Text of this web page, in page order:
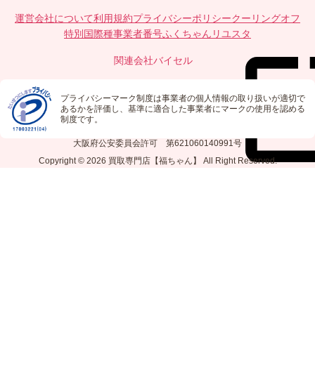
運営会社について利用規約プライバシーポリシークーリングオフ
特別国際種事業者番号ふくちゃんリユスタ
関連会社バイセル
プライバシーマーク制度は事業者の個人情報の取り扱いが適切で
あるかを評価し、基準に適合した事業者にマークの使用を認める
制度です。
大阪府公安委員会許可 第621060140991号
Copyright © 2026 買取専門店【福ちゃん】 All Right Reserved.